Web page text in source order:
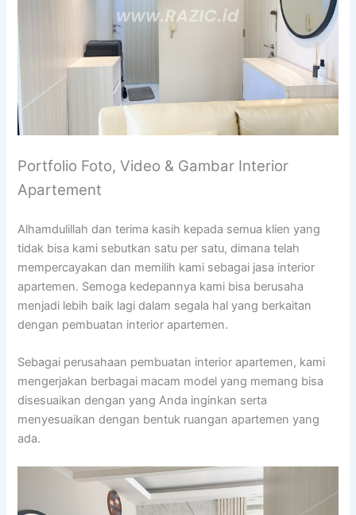
Portfolio Foto, Video & Gambar Interior
Apartement
Alhamdulillah dan terima kasih kepada semua klien yang
tidak bisa kami sebutkan satu per satu, dimana telah
mempercayakan dan memilih kami sebagai jasa interior
apartemen. Semoga kedepannya kami bisa berusaha
menjadi lebih baik lagi dalam segala hal yang berkaitan
dengan pembuatan interior apartemen.
Sebagai perusahaan pembuatan interior apartemen, kami
mengerjakan berbagai macam model yang memang bisa
disesuaikan dengan yang Anda inginkan serta
menyesuaikan dengan bentuk ruangan apartemen yang
ada.